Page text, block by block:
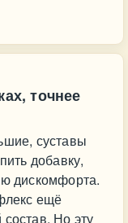
точнее
суставы
добавку,
дискомфорта.
ещё
Но эту